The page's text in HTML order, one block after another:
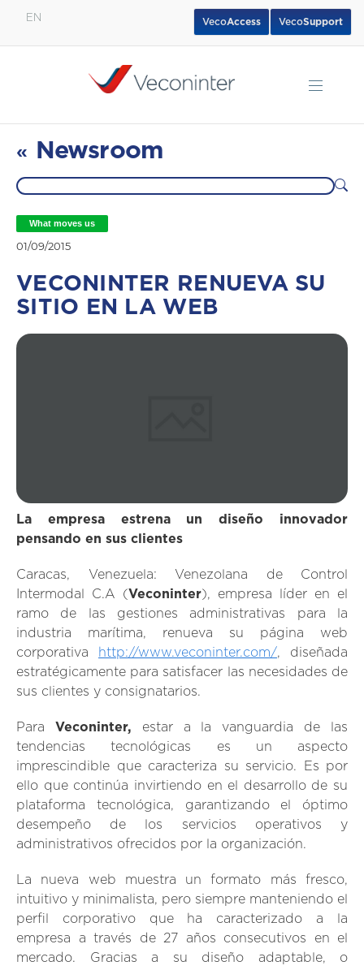
EN VecoSupport
VecoAccess
« Newsroom
What moves us
01/09/2015
VECONINTER RENUEVA SU
SITIO EN LA WEB
La empresa estrena un diseño innovador
pensando en sus clientes
Caracas, Venezuela: Venezolana de Control
Intermodal C.A (Veconinter), empresa líder en el
ramo de las gestiones administrativas para la
industria marítima, renueva su página web
corporativa
http://www.veconinter.com/, diseñada
estratégicamente para satisfacer las necesidades de
sus clientes y consignatarios.
Para Veconinter, estar a la vanguardia de las
tendencias tecnológicas es un aspecto
imprescindible que caracteriza su servicio. Es por
ello que continúa invirtiendo en el desarrollo de su
plataforma tecnológica, garantizando el óptimo
desempeño de los servicios operativos y
administrativos ofrecidos por la organización.
La nueva web muestra un formato más fresco,
intuitivo y minimalista, pero siempre manteniendo el
perfil corporativo que ha caracterizado a la
empresa a través de 27 años consecutivos en el
mercado. Gracias a su diseño adaptable, o